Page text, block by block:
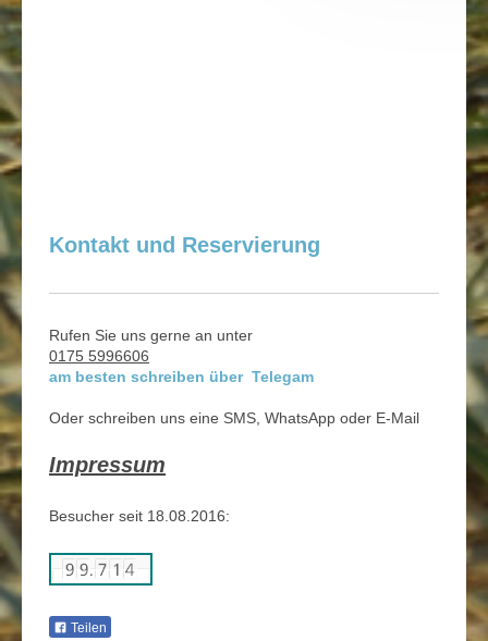
Kontakt und Reservierung
Rufen Sie uns gerne an unter
0175 5996606
am besten schreiben über Telegam
Oder schreiben uns eine SMS, WhatsApp oder E-Mail
Impressum
Besucher seit 18.08.2016:
Teilen